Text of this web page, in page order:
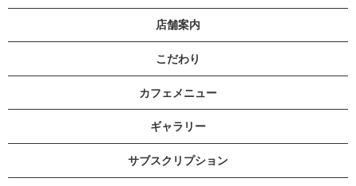
店舗案内
こだわり
カフェメニュー
ギャラリー
サブスクリプション